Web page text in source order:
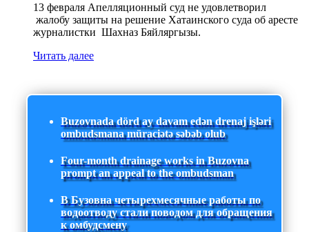
13 февраля Апелляционный суд не удовлетворил
жалобу защиты на решение Хатаинского суда об аресте
журналистки Шахназ Бяйляргызы.
Читать далее
Buzovnada dörd ay davam edən drenaj işləri
ombudsmana müraciətə səbəb olub
Four-month drainage works in Buzovna
prompt an appeal to the ombudsman
В Бузовна четырехмесячные работы по
водоотводу стали поводом для обращения
к омбудсмену